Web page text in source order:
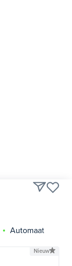
Automaat
Nieuw